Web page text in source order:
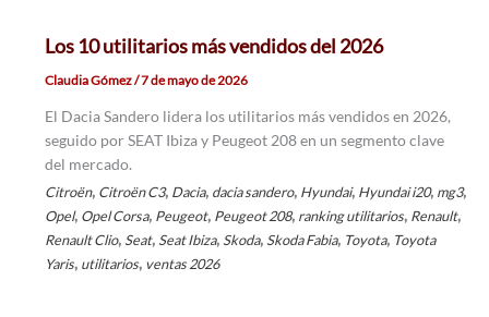
Los 10 utilitarios más vendidos del 2026
Claudia Gómez/7 de mayo de 2026
El Dacia Sandero lidera los utilitarios más vendidos en 2026,
seguido por SEAT Ibiza y Peugeot 208 en un segmento clave
del mercado.
Citroën, Citroën C3, Dacia, dacia sandero, Hyundai, Hyundai i20, mg3,
Opel, Opel Corsa, Peugeot, Peugeot 208, ranking utilitarios, Renault,
Renault Clio, Seat, Seat Ibiza, Skoda, Skoda Fabia, Toyota, Toyota
Yaris, utilitarios, ventas 2026